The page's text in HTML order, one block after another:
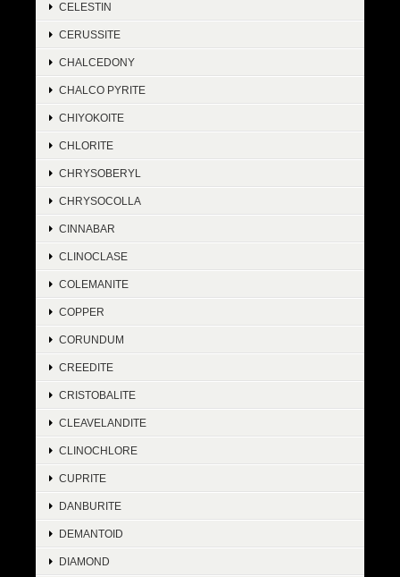
CELESTIN
CERUSSITE
CHALCEDONY
CHALCO PYRITE
CHIYOKOITE
CHLORITE
CHRYSOBERYL
CHRYSOCOLLA
CINNABAR
CLINOCLASE
COLEMANITE
COPPER
CORUNDUM
CREEDITE
CRISTOBALITE
CLEAVELANDITE
CLINOCHLORE
CUPRITE
DANBURITE
DEMANTOID
DIAMOND